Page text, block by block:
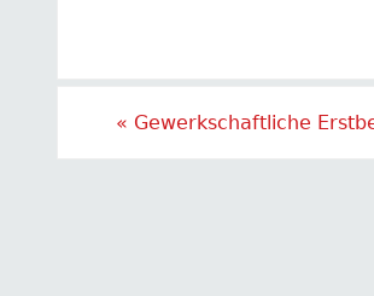
« Gewerkschaftliche